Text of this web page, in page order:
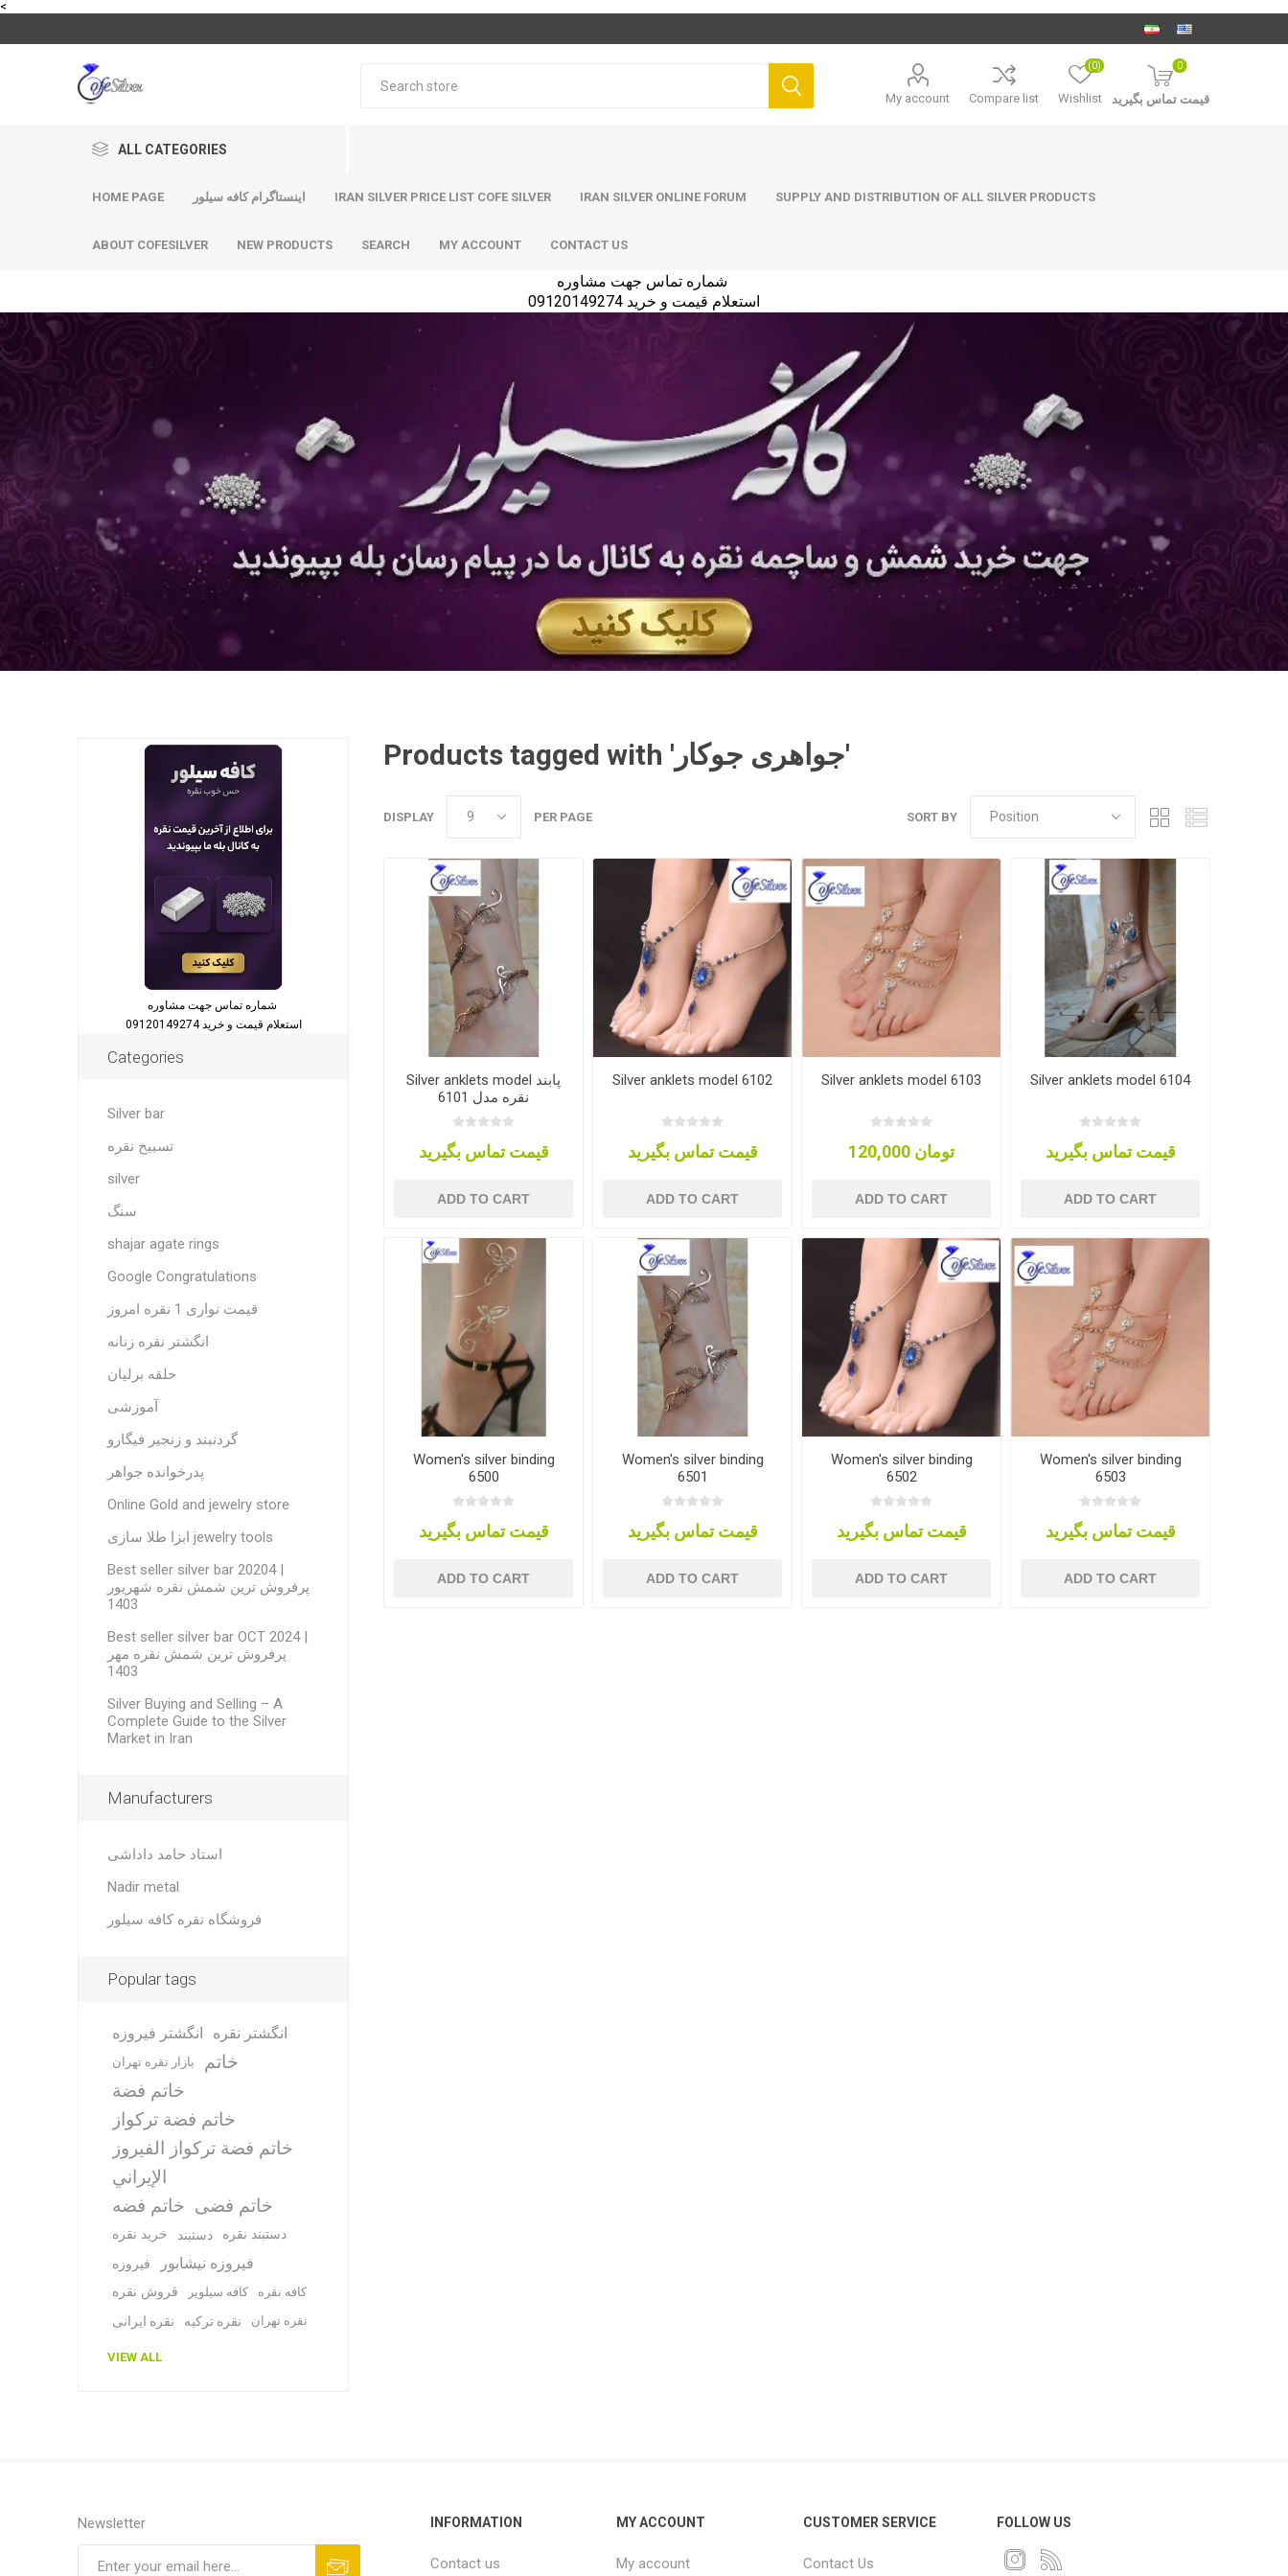
<
My account Compare list Wishlist
(0) 0
قیمت تماس بگیرید
ALL CATEGORIES
HOME PAGE اینستاگرام کافه سیلور IRAN SILVER PRICE LIST COFE SILVER IRAN SILVER ONLINE FORUM SUPPLY AND DISTRIBUTION OF ALL SILVER PRODUCTS
ABOUT COFESILVER NEW PRODUCTS SEARCH MY ACCOUNT CONTACT US
استعلام قیمت و خرید 09120149274
Products tagged with 'جواهری جوکار'
SORT BY
DISPLAY PER PAGE
Silver anklets model پابند
نقره مدل 6101
قیمت تماس بگیرید
ADD TO CART
Silver anklets model 6102
قیمت تماس بگیرید
ADD TO CART
Silver anklets model 6103
120,000 تومان
ADD TO CART
Silver anklets model 6104
قیمت تماس بگیرید
ADD TO CART
Women's silver binding
6500
قیمت تماس بگیرید
ADD TO CART
Women's silver binding
6501
قیمت تماس بگیرید
ADD TO CART
Women's silver binding
6502
قیمت تماس بگیرید
ADD TO CART
Women's silver binding
6503
قیمت تماس بگیرید
ADD TO CART
استعلام قیمت و خرید 09120149274
Categories
Silver bar
تسبیح نقره
silver
سنگ
shajar agate rings
Google Congratulations
قیمت نواری 1 نقره امروز
انگشتر نقره زنانه
حلقه برلیان
آموزشی
گردنبند و زنجیر فیگارو
پدرخوانده جواهر
Online Gold and jewelry store
ابزا طلا سازی jewelry tools
Best seller silver bar 20204 |
پرفروش ترین شمش نقره شهریور
1403
Best seller silver bar OCT 2024 |
پرفروش ترین شمش نقره مهر
1403
Silver Buying and Selling – A
Complete Guide to the Silver
Market in Iran
Manufacturers
استاد حامد داداشی
Nadir metal
فروشگاه نقره کافه سیلور
Popular tags
انگشتر فیروزه انگشتر نقره
بازار نقره تهران
خاتم
خاتم فضة
خاتم فضة تركواز
خاتم فضة تركواز الفيروز
الإيراني
خاتم فضه خاتم فضی
خرید نقره دستبند دستبند نقره
فیروزه فیروزه نیشابور
قروش نقره کافه سیلویر کافه نقره
نقره ایرانی نقره ترکیه نقره تهران
VIEW ALL
Newsletter INFORMATION
Contact us
MY ACCOUNT
My account
CUSTOMER SERVICE
Contact Us
FOLLOW US